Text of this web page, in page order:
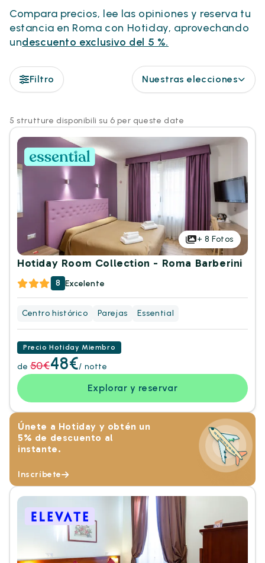
Compara precios, lee las opiniones y reserva tu
estancia en Roma con Hotiday, aprovechando
undescuento exclusivo del 5 %.
Filtro Nuestras elecciones
5 strutture disponibili su 6 per queste date
+ 8 Fotos
Hotiday Room Collection - Roma Barberini
8 Excelente
Centro histórico Parejas Essential
Precio Hotiday Miembro
de 50€48€/ notte
Explorar y reservar
Únete a Hotiday y obtén un
5% de descuento al
instante.
Inscríbete